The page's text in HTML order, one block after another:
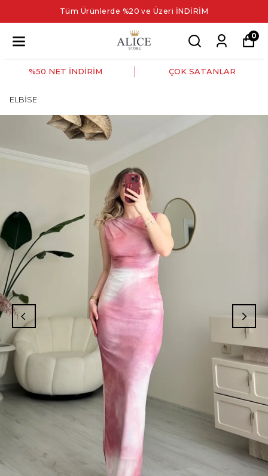
Tüm Ürünlerde %20 ve Üzeri İNDİRİM
0
%50 NET İNDİRİM ÇOK SATANLAR
ELBİSE